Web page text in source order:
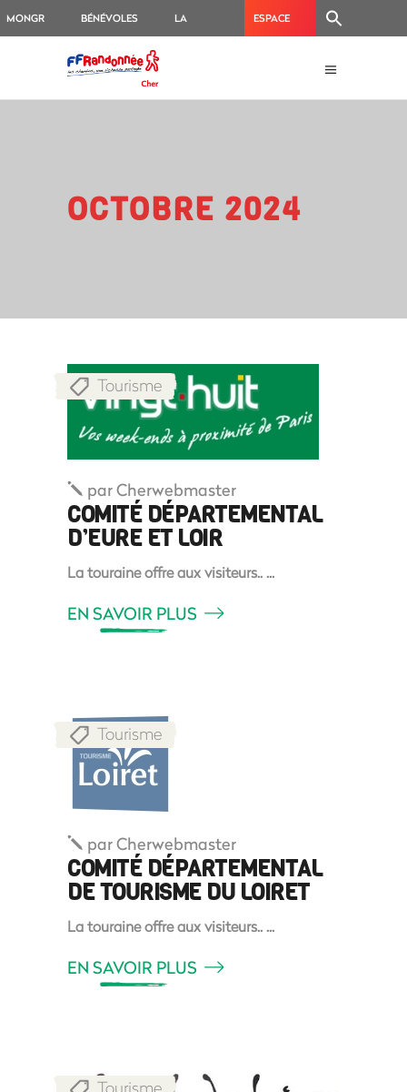
MONGR BÉNÉVOLES LA ESPACE
OCTOBRE 2024
Tourisme
parCherwebmaster
COMITÉ DÉPARTEMENTAL
D’EURE ET LOIR
La touraine offre aux visiteurs..
EN SAVOIR PLUS
Tourisme
parCherwebmaster
COMITÉ DÉPARTEMENTAL
DE TOURISME DU LOIRET
La touraine offre aux visiteurs..
EN SAVOIR PLUS
Tourisme